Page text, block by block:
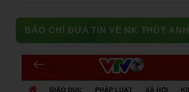
BÁO CHÍ ĐƯA TIN VỀ NK THÙY ANH